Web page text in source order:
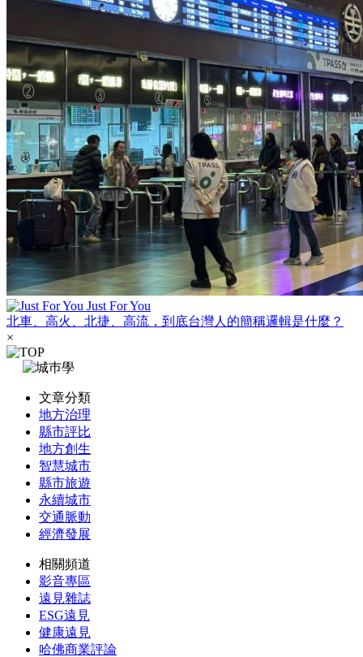
Just For You
北車、高火、北捷、高流，到底台灣人的簡稱邏輯是什麼？
×
文章分類
地方治理
縣市評比
地方創生
智慧城市
縣市旅遊
永續城市
交通脈動
經濟發展
相關頻道
影音專區
遠見雜誌
ESG遠見
健康遠見
哈佛商業評論